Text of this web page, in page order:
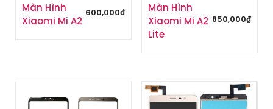
Màn Hình
Xiaomi Mi A2
600,000₫
Màn Hình
Xiaomi Mi A2
Lite
850,000₫